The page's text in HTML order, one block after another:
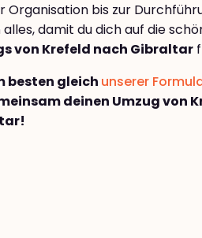
Organisation bis zur
alles, damit du dich auf die
von Krefeld nach Gibraltar
besten gleich unserer
deinen Umzug von